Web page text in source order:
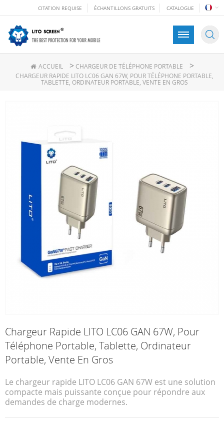
CITATION REQUISE ÉCHANTILLONS GRATUITS CATALOGUE
ACCUEIL > CHARGEUR DE TÉLÉPHONE PORTABLE >
CHARGEUR RAPIDE LITO LC06 GAN 67W, POUR TÉLÉPHONE PORTABLE,
TABLETTE, ORDINATEUR PORTABLE, VENTE EN GROS
Chargeur Rapide LITO LC06 GAN 67W, Pour
Téléphone Portable, Tablette, Ordinateur
Portable, Vente En Gros
Le chargeur rapide LITO LC06 GAN 67W est une solution
compacte mais puissante conçue pour répondre aux
demandes de charge modernes.